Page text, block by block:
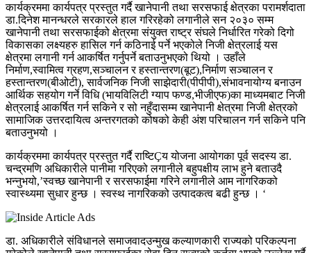
कार्यक्रममा कार्यपत्र प्रस्तुत गर्दै खानेपानी तथा सरसफाई क्षेत्रका परामर्शदाता
डा.दिनेश मानन्धरले सरकारले हाल गरिरहेको लगानीले सन २०३० सम्म
खानेपानी तथा सरसफाईको क्षेत्रमा संयुक्त राष्ट्र संघले निर्धारित गरेको दिगो
विकासका लक्ष्यहरु हासिल गर्न कठिनाई पर्ने भएकोले निजी क्षेत्रलाई यस
क्षेत्रमा लगानी गर्न आकर्षित गर्नुपर्ने बताउनुभएको थियो । उहाँले
निर्माण,स्वामित्व ग्रहण,सञ्चालन र हस्तान्तरण(बूट),निर्माण सञ्चालन र
हस्तान्तरण(बीओटी), सार्वजनिक निजी साझेदारी(पीपीपी),संभावनायोग्य बनाउन
आर्थिक सहयोग गर्ने विधि (भायविलिटी ग्याप फण्ड,भीजीएफ)का माध्यमबाट निजी
क्षेत्रलाई आकर्षित गर्न सकिने र सो नहुँदासम्म खानेपानी क्षेत्रमा निजी क्षेत्रको
सामाजिक उत्तरदायित्व अन्तरगतको कोषको केही अंश परिचालन गर्न सकिने पनि
बताउनुभयो ।
कार्यक्रममा कार्यपत्र प्रस्तुत गर्दै राष्टिÇय योजना आयोगका पूर्व सदस्य डा.
चन्द्रमणि अधिकारीले पानीमा गरिएको लगानीले बहुपक्षीय लाभ हुने बताउदै
भन्नुभयो,’स्वच्छ खानेपानी र सरसफाईमा गरिने लगानीले आम नागरिकको
स्वास्थ्यमा सुधार हुन्छ । स्वस्थ नागरिकको उत्पादकत्व बढी हुन्छ । ‘
डा. अधिकारीले संविधानले समाजवादउन्मुख कल्याणकारी राज्यको परिकल्पना